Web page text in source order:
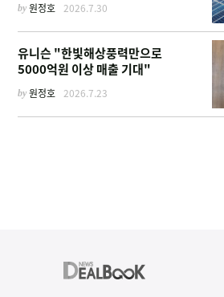
by원정호 2026.7.30
유니슨 "한빛해상풍력만으로
5000억원 이상 매출 기대"
by원정호 2026.7.23